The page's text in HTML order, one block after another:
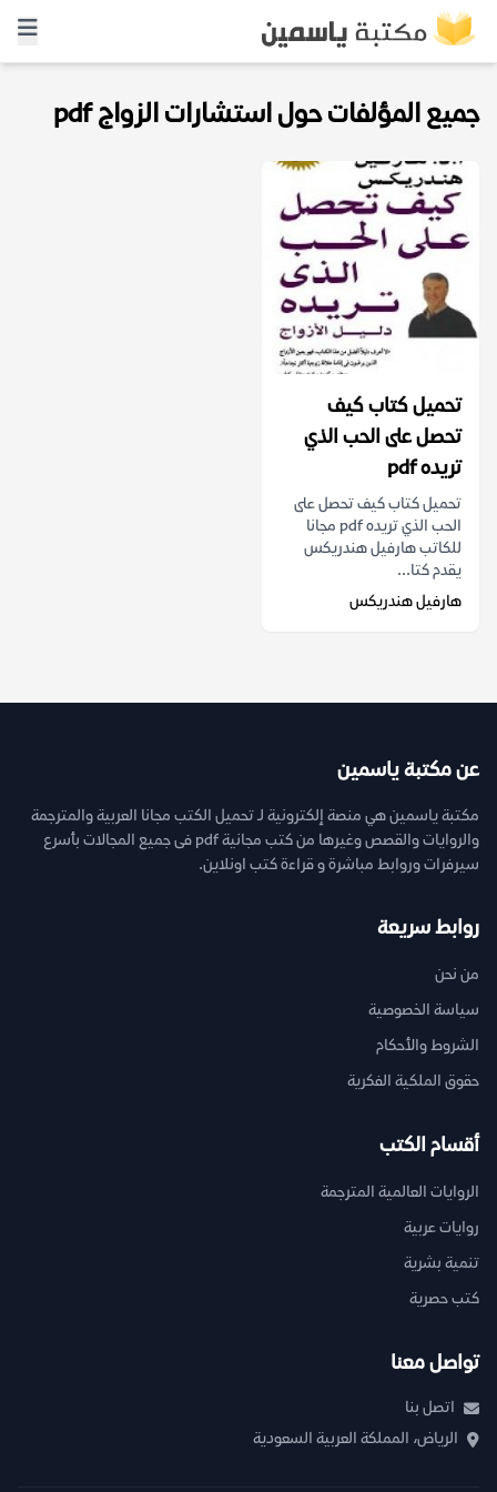
جميع المؤلفات حول استشارات الزواج pdf
تحميل كتاب كيف
تحصل على الحب الذي
تريده pdf
تحميل كتاب كيف تحصل على
الحب الذي تريده pdf مجانا
للكاتب هارفيل هندريكس
يقدم كتا...
هارفيل هندريكس
عن مكتبة ياسمين
مكتبة ياسمين هي منصة إلكترونية لـ تحميل الكتب مجانا العربية والمترجمة
والروايات والقصص وغيرها من كتب مجانية pdf فى جميع المجالات بأسرع
سيرفرات وروابط مباشرة و قراءة كتب اونلاين.
روابط سريعة
من نحن
سياسة الخصوصية
الشروط والأحكام
حقوق الملكية الفكرية
أقسام الكتب
الروايات العالمية المترجمة
روايات عربية
تنمية بشرية
كتب حصرية
تواصل معنا
اتصل بنا
الرياض، المملكة العربية السعودية